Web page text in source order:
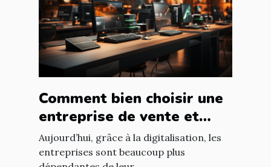
Comment bien choisir une
entreprise de vente et
d'installation de parc
informatique ?
Aujourd’hui, grâce à la digitalisation, les
entreprises sont beaucoup plus